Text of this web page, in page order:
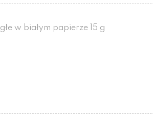
w białym papierze 15 g